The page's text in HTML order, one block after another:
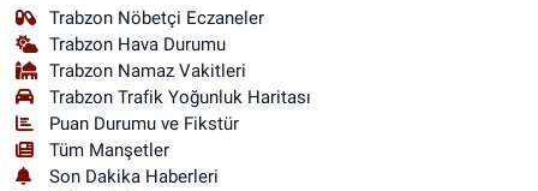
Trabzon Nöbetçi Eczaneler
Trabzon Hava Durumu
Trabzon Namaz Vakitleri
Trabzon Trafik Yoğunluk Haritası
Puan Durumu ve Fikstür
Tüm Manşetler
Son Dakika Haberleri